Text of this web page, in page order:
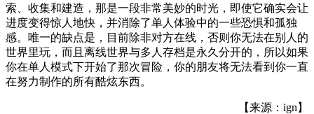
索、收集和建造，那是一段非常美妙的时光，即使它确实会让
进度变得惊人地快，并消除了单人体验中的一些恐惧和孤独
感。唯一的缺点是，目前除非对方在线，否则你无法在别人的
世界里玩，而且离线世界与多人存档是永久分开的，所以如果
你在单人模式下开始了那次冒险，你的朋友将无法看到你一直
在努力制作的所有酷炫东西。
【来源：ign】